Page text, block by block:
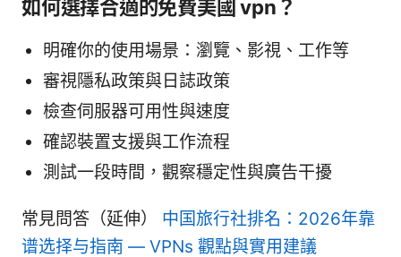
如何選擇合適的免費美國 vpn？
明確你的使用場景：瀏覽、影視、工作等
審視隱私政策與日誌政策
檢查伺服器可用性與速度
確認裝置支援與工作流程
測試一段時間，觀察穩定性與廣告干擾
常見問答（延伸） 中国旅行社排名：2026年靠
谱选择与指南 — VPNs 觀點與實用建議